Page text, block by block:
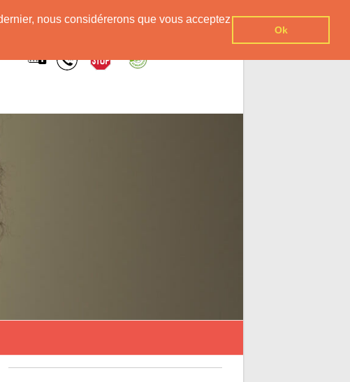
nous considérerons que vous acceptez
Ok